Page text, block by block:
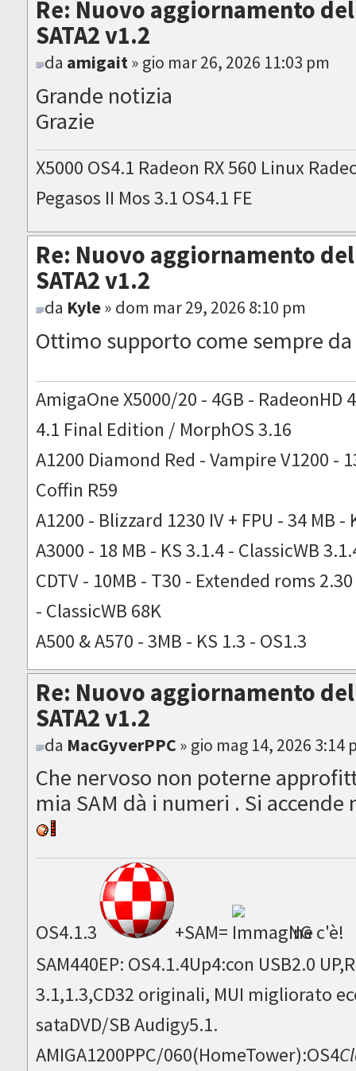
Re: Nuovo aggiornamento
SATA2 v1.2
da amigait» gio mar 26, 2026 11:03 pm
Grande notizia
Grazie
X5000 OS4.1 Radeon RX 560 Linux
Pegasos II Mos 3.1 OS4.1 FE
Re: Nuovo aggiornamento
SATA2 v1.2
da Kyle» dom mar 29, 2026 8:10 pm
Ottimo supporto come sempre
AmigaOne X5000/20 - 4GB - RadeonHD
4.1 Final Edition / MorphOS 3.16
A1200 Diamond Red - Vampire V1200 -
Coffin R59
A1200 - Blizzard 1230 IV + FPU - 34 MB -
A3000 - 18 MB - KS 3.1.4 - ClassicWB
CDTV - 10MB - T30 - Extended roms
- ClassicWB 68K
A500 & A570 - 3MB - KS 1.3 - OS1.3
Re: Nuovo aggiornamento
SATA2 v1.2
da MacGyverPPC » gio mag 14, 2026 3:14
Che nervoso non poterne
mia SAM dà i numeri . Si
OS4.1.3 +SAM=
NG c'è!
SAM440EP: OS4.1.4Up4:con USB2.0
3.1,1.3,CD32 originali, MUI migliorato
sataDVD/SB Audigy5.1.
AMIGA1200PPC/060(HomeTower):OS4